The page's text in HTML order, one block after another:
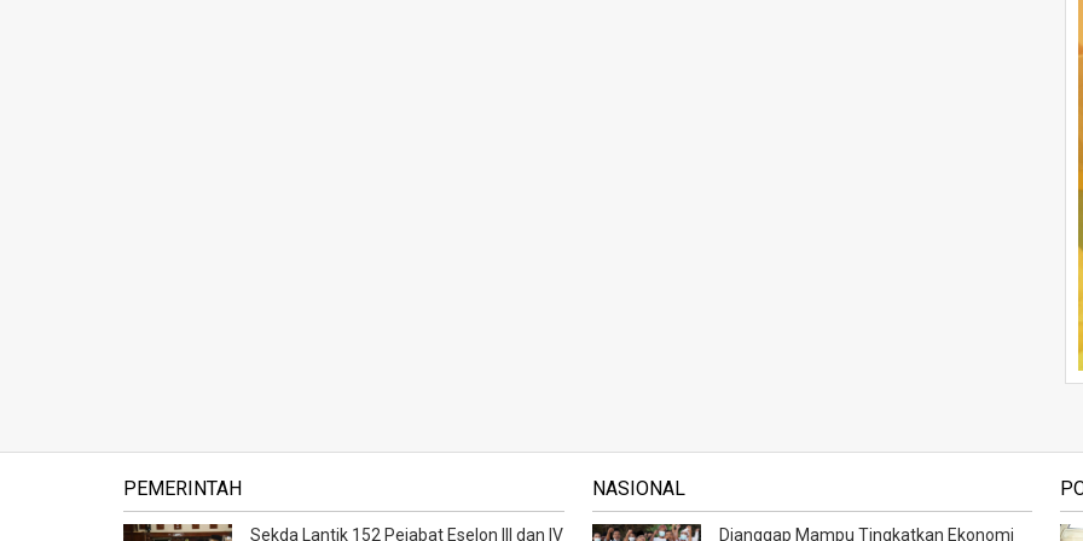
PEMERINTAH
Sekda Lantik 152 Pejabat Eselon III dan IV
NASIONAL
Dianggap Mampu Tingkatkan Ekonomi